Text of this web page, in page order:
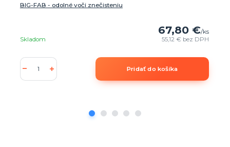
BIG-FAB - odolné voči znečisteniu
67,80 €/ks
55,12 € bez DPH
Skladom
Pridať do košíka